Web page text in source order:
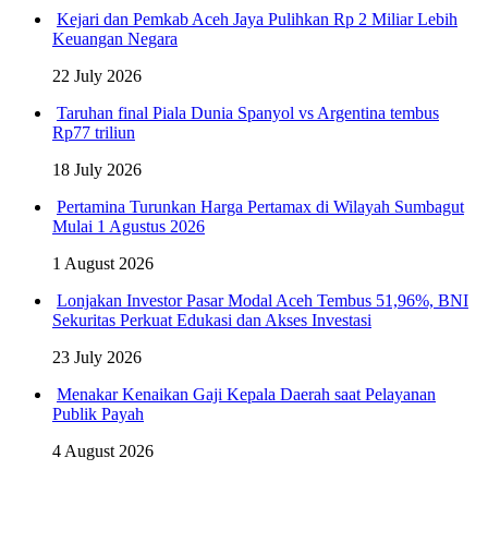
Kejari dan Pemkab Aceh Jaya Pulihkan Rp 2 Miliar Lebih
Keuangan Negara
22 July 2026
Taruhan final Piala Dunia Spanyol vs Argentina tembus
Rp77 triliun
18 July 2026
Pertamina Turunkan Harga Pertamax di Wilayah Sumbagut
Mulai 1 Agustus 2026
1 August 2026
Lonjakan Investor Pasar Modal Aceh Tembus 51,96%, BNI
Sekuritas Perkuat Edukasi dan Akses Investasi
23 July 2026
Menakar Kenaikan Gaji Kepala Daerah saat Pelayanan
Publik Payah
4 August 2026